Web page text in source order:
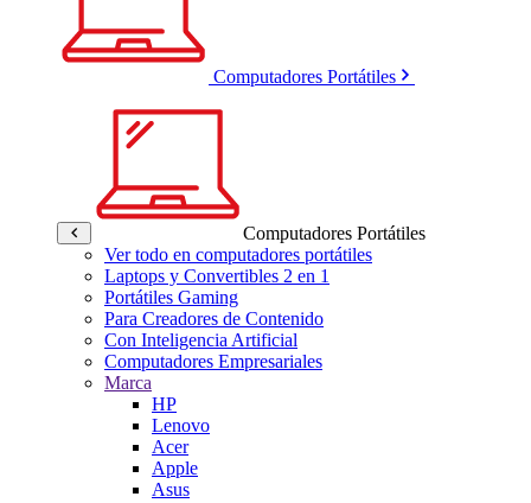
Computadores Portátiles
Computadores Portátiles
Ver todo en computadores portátiles
Laptops y Convertibles 2 en 1
Portátiles Gaming
Para Creadores de Contenido
Con Inteligencia Artificial
Computadores Empresariales
Marca
HP
Lenovo
Acer
Apple
Asus